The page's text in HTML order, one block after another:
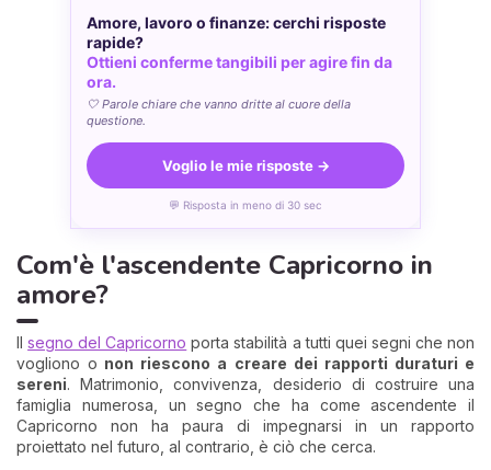
Amore, lavoro o finanze: cerchi risposte
rapide?
Ottieni conferme tangibili per agire fin da
ora.
🤍 Parole chiare che vanno dritte al cuore della
questione.
Voglio le mie risposte →
💬 Risposta in meno di 30 sec
Com'è l'ascendente Capricorno in
amore?
Ilsegno del Capricorno porta stabilità a tutti quei segni che non
vogliono o non riescono a creare dei rapporti duraturi e
sereni. Matrimonio, convivenza, desiderio di costruire una
famiglia numerosa, un segno che ha come ascendente il
Capricorno non ha paura di impegnarsi in un rapporto
proiettato nel futuro, al contrario, è ciò che cerca.